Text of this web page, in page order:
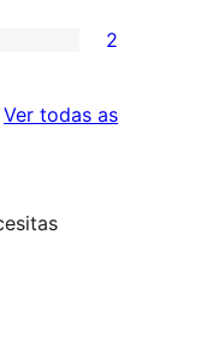
2
Ver todas asvaloracións